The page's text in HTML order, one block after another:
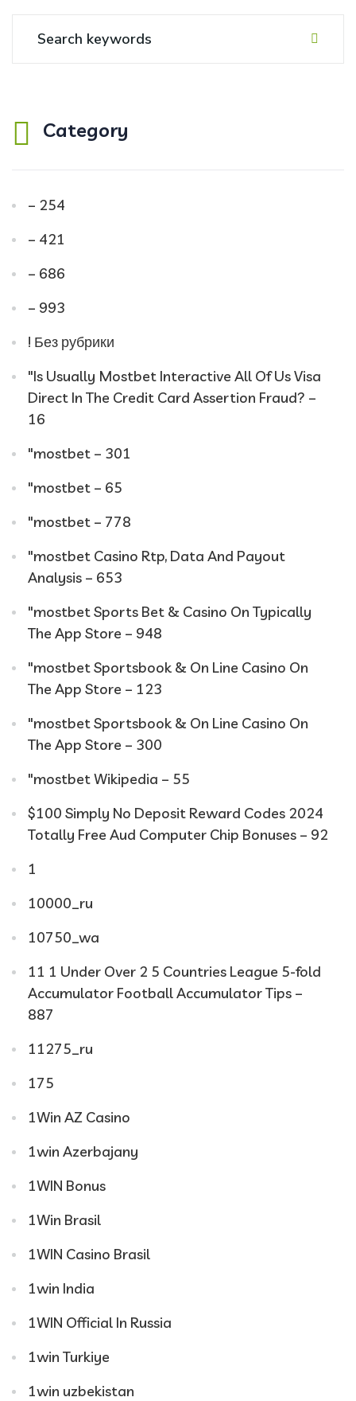
Category
– 254
– 421
– 686
– 993
! Без рубрики
"Is Usually Mostbet Interactive All Of Us Visa
Direct In The Credit Card Assertion Fraud? –
16
"mostbet – 301
"mostbet – 65
"mostbet – 778
"mostbet Casino Rtp, Data And Payout
Analysis – 653
"‎mostbet Sports Bet & Casino On Typically
The App Store – 948
"‎mostbet Sportsbook & On Line Casino On
The App Store – 123
"‎mostbet Sportsbook & On Line Casino On
The App Store – 300
"mostbet Wikipedia – 55
$100 Simply No Deposit Reward Codes 2024
Totally Free Aud Computer Chip Bonuses – 92
1
10000_ru
10750_wa
11 1 Under Over 2 5 Countries League 5-fold
Accumulator Football Accumulator Tips –
887
11275_ru
175
1Win AZ Casino
1win Azerbajany
1WIN Bonus
1Win Brasil
1WIN Casino Brasil
1win India
1WIN Official In Russia
1win Turkiye
1win uzbekistan